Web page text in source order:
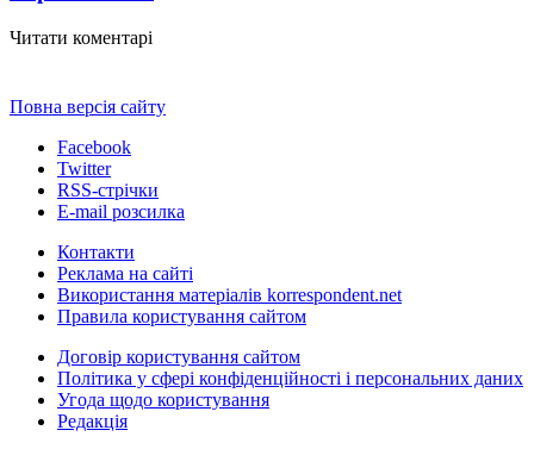
Читати коментарі
Повна версія сайту
Facebook
Twitter
RSS-стрічки
E-mail розсилка
Контакти
Реклама на сайті
Використання матеріалів korrespondent.net
Правила користування сайтом
Договір користування сайтом
Політика у сфері конфіденційності і персональних даних
Угода щодо користування
Редакція